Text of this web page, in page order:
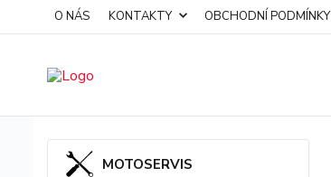
O NÁS KONTAKTY OBCHODNÍ PODMÍNKY
MOTOSERVIS